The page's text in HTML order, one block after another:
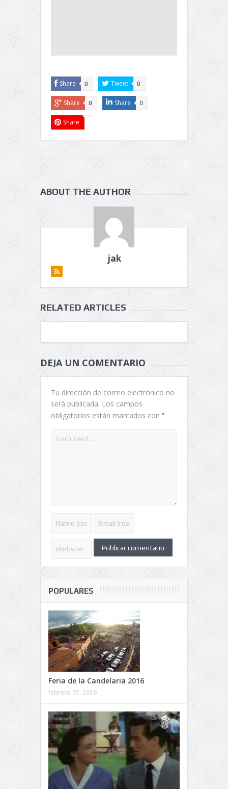
Share 0 Tweet 0
Share 0 Share 0
Share
ABOUT THE AUTHOR
jak
RELATED ARTICLES
DEJA UN COMENTARIO
Tu dirección de correo electrónico no
será publicada. Los campos
obligatorios están marcados con *
POPULARES
Feria de la Candelaria 2016
febrero 07, 2016